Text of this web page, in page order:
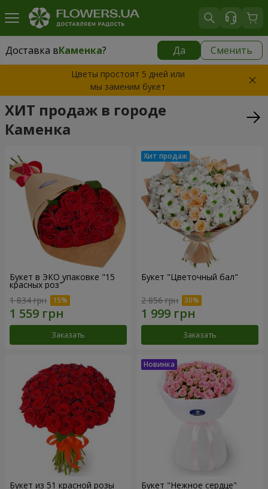
Доставка вКаменка? Да Сменить
Доставка вКаменка|
Цветы простоят 5 дней или
мы заменим букет
ХИТ продаж в городе
Каменка
Букет в ЭКО упаковке "15
красных роз"
1 834 грн
Заказать
Букет "Цветочный бал"
2 856 грн
Заказать
Букет из 51 красной розы Букет "Нежное сердце"